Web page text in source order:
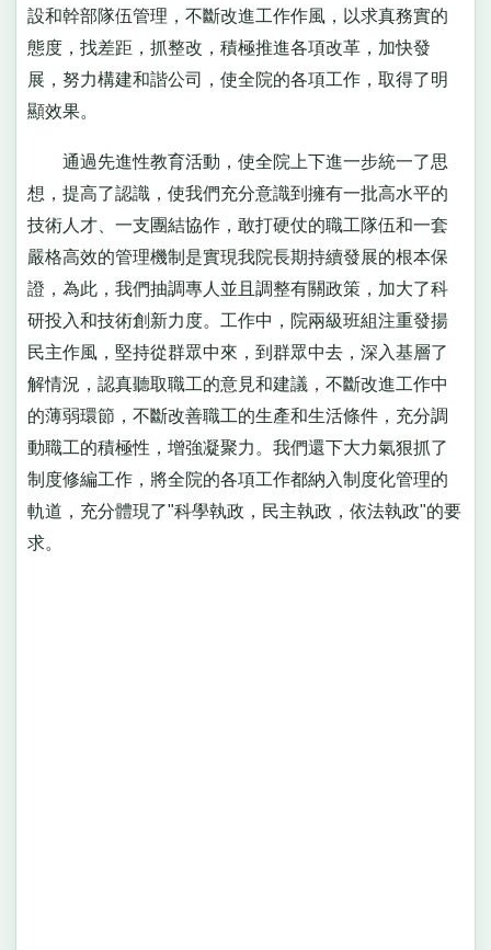
設和幹部隊伍管理，不斷改進工作作風，以求真務實的
態度，找差距，抓整改，積極推進各項改革，加快發
展，努力構建和諧公司，使全院的各項工作，取得了明
顯效果。
通過先進性教育活動，使全院上下進一步統一了思
想，提高了認識，使我們充分意識到擁有一批高水平的
技術人才、一支團結協作，敢打硬仗的職工隊伍和一套
嚴格高效的管理機制是實現我院長期持續發展的根本保
證，為此，我們抽調專人並且調整有關政策，加大了科
研投入和技術創新力度。工作中，院兩級班組注重發揚
民主作風，堅持從群眾中來，到群眾中去，深入基層了
解情況，認真聽取職工的意見和建議，不斷改進工作中
的薄弱環節，不斷改善職工的生產和生活條件，充分調
動職工的積極性，增強凝聚力。我們還下大力氣狠抓了
制度修編工作，將全院的各項工作都納入制度化管理的
軌道，充分體現了"科學執政，民主執政，依法執政"的要
求。